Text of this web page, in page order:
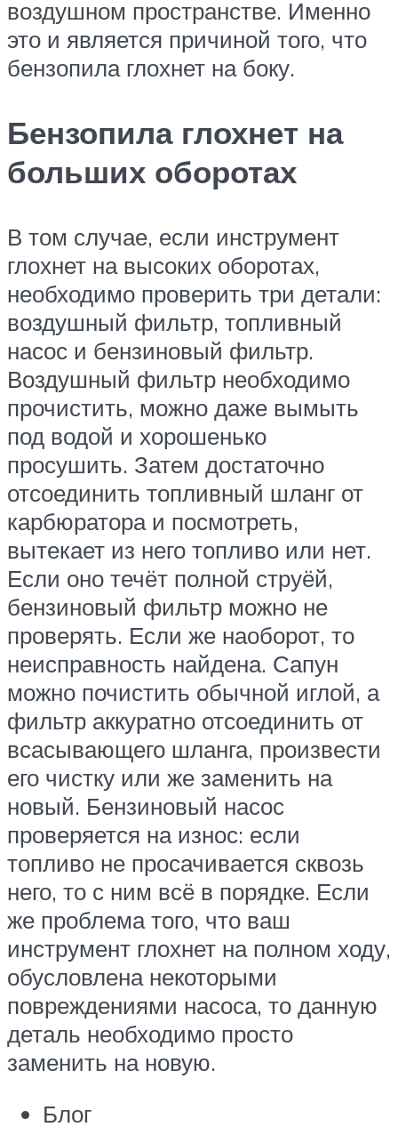
воздушном пространстве. Именно
это и является причиной того, что
бензопила глохнет на боку.
Бензопила глохнет на
больших оборотах
В том случае, если инструмент
глохнет на высоких оборотах,
необходимо проверить три детали:
воздушный фильтр, топливный
насос и бензиновый фильтр.
Воздушный фильтр необходимо
прочистить, можно даже вымыть
под водой и хорошенько
просушить. Затем достаточно
отсоединить топливный шланг от
карбюратора и посмотреть,
вытекает из него топливо или нет.
Если оно течёт полной струёй,
бензиновый фильтр можно не
проверять. Если же наоборот, то
неисправность найдена. Сапун
можно почистить обычной иглой, а
фильтр аккуратно отсоединить от
всасывающего шланга, произвести
его чистку или же заменить на
новый. Бензиновый насос
проверяется на износ: если
топливо не просачивается сквозь
него, то с ним всё в порядке. Если
же проблема того, что ваш
инструмент глохнет на полном ходу,
обусловлена некоторыми
повреждениями насоса, то данную
деталь необходимо просто
заменить на новую.
Блог